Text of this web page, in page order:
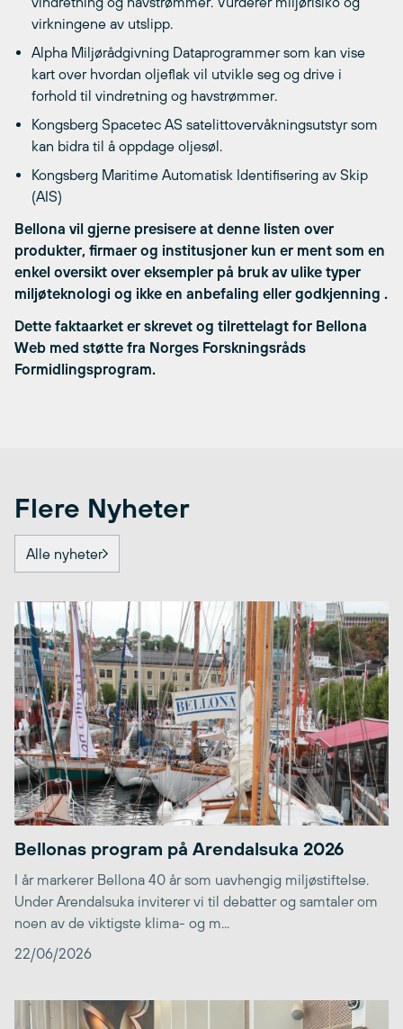
virkningene av utslipp.
Alpha Miljørådgivning Dataprogrammer som kan vise
kart over hvordan oljeflak vil utvikle seg og drive i
forhold til vindretning og havstrømmer.
Kongsberg Spacetec AS satelittovervåkningsutstyr som
kan bidra til å oppdage oljesøl.
Kongsberg Maritime Automatisk Identifisering av Skip
(AIS)
Bellona vil gjerne presisere at denne listen over
produkter, firmaer og institusjoner kun er ment som en
enkel oversikt over eksempler på bruk av ulike typer
miljøteknologi og ikke en anbefaling eller godkjenning .
Dette faktaarket er skrevet og tilrettelagt for Bellona
Web med støtte fra Norges Forskningsråds
Formidlingsprogram.
Flere Nyheter
Alle nyheter
Bellonas program på Arendalsuka 2026
I år markerer Bellona 40 år som uavhengig miljøstiftelse.
Under Arendalsuka inviterer vi til debatter og samtaler om
noen av de viktigste klima- og m...
22/06/2026